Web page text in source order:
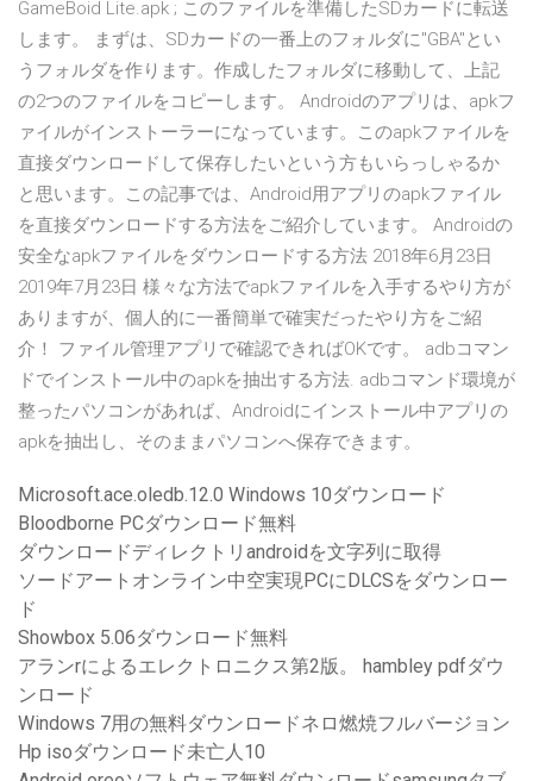
GameBoid Lite.apk ; このファイルを準備したSDカードに転送
します。 まずは、SDカードの一番上のフォルダに"GBA"とい
うフォルダを作ります。作成したフォルダに移動して、上記
の2つのファイルをコピーします。 Androidのアプリは、apkフ
ァイルがインストーラーになっています。このapkファイルを
直接ダウンロードして保存したいという方もいらっしゃるか
と思います。この記事では、Android用アプリのapkファイル
を直接ダウンロードする方法をご紹介しています。 Androidの
安全なapkファイルをダウンロードする方法 2018年6月23日
2019年7月23日 様々な方法でapkファイルを入手するやり方が
ありますが、個人的に一番簡単で確実だったやり方をご紹
介！ ファイル管理アプリで確認できればOKです。 adbコマン
ドでインストール中のapkを抽出する方法. adbコマンド環境が
整ったパソコンがあれば、Androidにインストール中アプリの
apkを抽出し、そのままパソコンへ保存できます。
Microsoft.ace.oledb.12.0 Windows 10ダウンロード
Bloodborne PCダウンロード無料
ダウンロードディレクトリandroidを文字列に取得
ソードアートオンライン中空実現PCにDLCSをダウンロー
ド
Showbox 5.06ダウンロード無料
アランrによるエレクトロニクス第2版。 hambley pdfダウ
ンロード
Windows 7用の無料ダウンロードネロ燃焼フルバージョン
Hp isoダウンロード未亡人10